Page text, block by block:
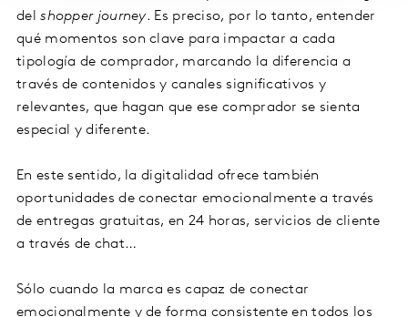
delshopper journey. Es preciso, por lo tanto, entender
qué momentos son clave para impactar a cada
tipología de comprador, marcando la diferencia a
través de contenidos y canales significativos y
relevantes, que hagan que ese comprador se sienta
especial y diferente.
En este sentido, la digitalidad ofrece también
oportunidades de conectar emocionalmente a través
de entregas gratuitas, en 24 horas, servicios de cliente
a través de chat…
Sólo cuando la marca es capaz de conectar
emocionalmente y de forma consistente en todos los